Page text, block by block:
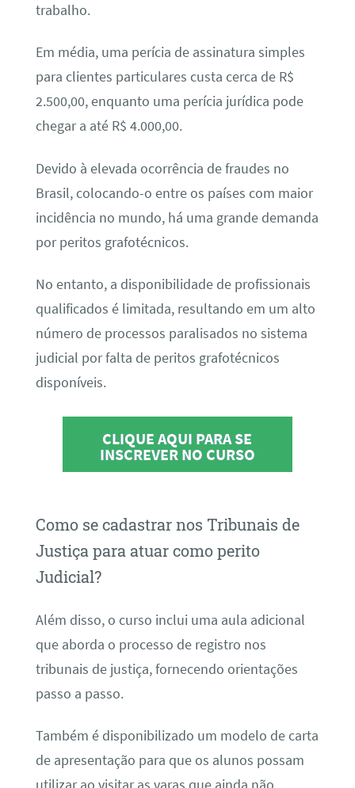
trabalho.
Em média, uma perícia de assinatura simples
para clientes particulares custa cerca de R$
2.500,00, enquanto uma perícia jurídica pode
chegar a até R$ 4.000,00.
Devido à elevada ocorrência de fraudes no
Brasil, colocando-o entre os países com maior
incidência no mundo, há uma grande demanda
por peritos grafotécnicos.
No entanto, a disponibilidade de profissionais
qualificados é limitada, resultando em um alto
número de processos paralisados no sistema
judicial por falta de peritos grafotécnicos
disponíveis.
CLIQUE AQUI PARA SE
INSCREVER NO CURSO
Como se cadastrar nos Tribunais de
Justiça para atuar como perito
Judicial?
Além disso, o curso inclui uma aula adicional
que aborda o processo de registro nos
tribunais de justiça, fornecendo orientações
passo a passo.
Também é disponibilizado um modelo de carta
de apresentação para que os alunos possam